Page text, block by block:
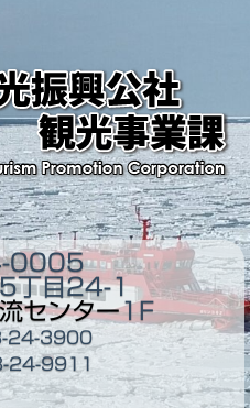
0005
5丁目24-1
センター1F
24-3900
24-9911